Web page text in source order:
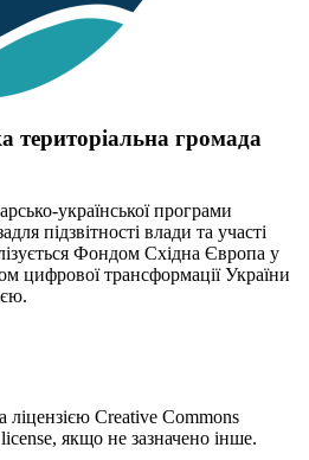
територіальна громада
української програми
підзвітності влади та участі
Фондом Східна Європа у
цифрової трансформації України
ліцензією Creative Commons
якщо не зазначено інше.